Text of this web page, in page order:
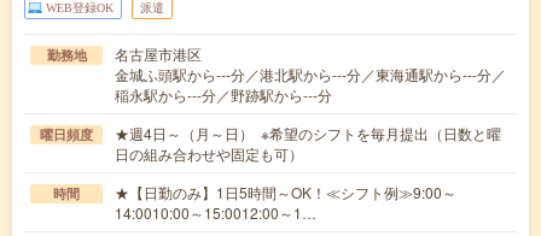
WEB登録OK 派遣
勤務地
名古屋市港区
金城ふ頭駅から---分／港北駅から---分／東海通駅から---分／
稲永駅から---分／野跡駅から---分
曜日頻度
★週4日～（月～日） ※希望のシフトを毎月提出（日数と曜
日の組み合わせや固定も可）
時間
★【日勤のみ】1日5時間～OK！≪シフト例≫9:00～
14:0010:00～15:0012:00～1…